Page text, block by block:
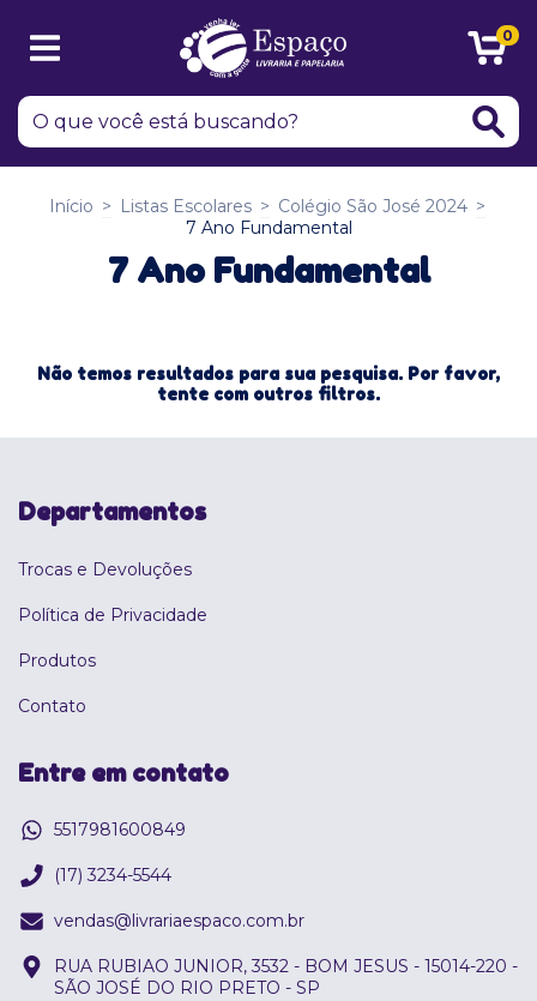
0
Início > Listas Escolares > Colégio São José 2024 >
7 Ano Fundamental
7 Ano Fundamental
Não temos resultados para sua pesquisa. Por favor,
tente com outros filtros.
Departamentos
Trocas e Devoluções
Política de Privacidade
Produtos
Contato
Entre em contato
5517981600849
(17) 3234-5544
vendas@livrariaespaco.com.br
RUA RUBIAO JUNIOR, 3532 - BOM JESUS - 15014-220 -
SÃO JOSÉ DO RIO PRETO - SP